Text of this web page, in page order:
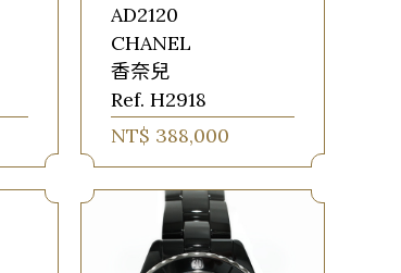
AD2120
CHANEL
香奈兒
Ref. H2918
NT$ 388,000